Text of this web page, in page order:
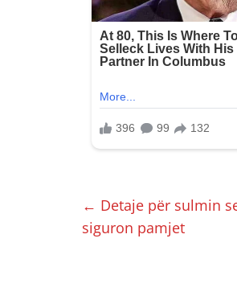
← Detaje për sulmin
siguron pamjet